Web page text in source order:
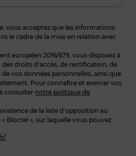
vous acceptez que les informations
le cadre de la mise en relation avec
européen 2016/679, vous disposez à
droits d’accès, de rectification, de
vos données personnelles, ainsi que
Pour connaître et exercer vos
consulter notre politique de
de la liste d’opposition au
Bloctel », sur laquelle vous pouvez